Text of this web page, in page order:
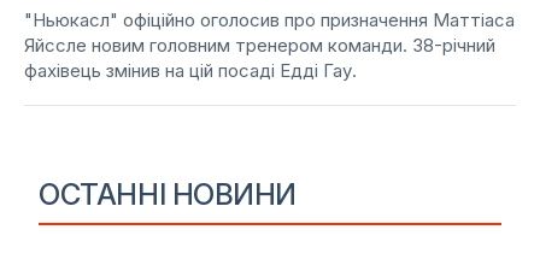
ОСТАННІ НОВИНИ
"Ньюкасл" офіційно оголосив про призначення Маттіаса
Яйссле новим головним тренером команди. 38-річний
фахівець змінив на цій посаді Едді Гау.